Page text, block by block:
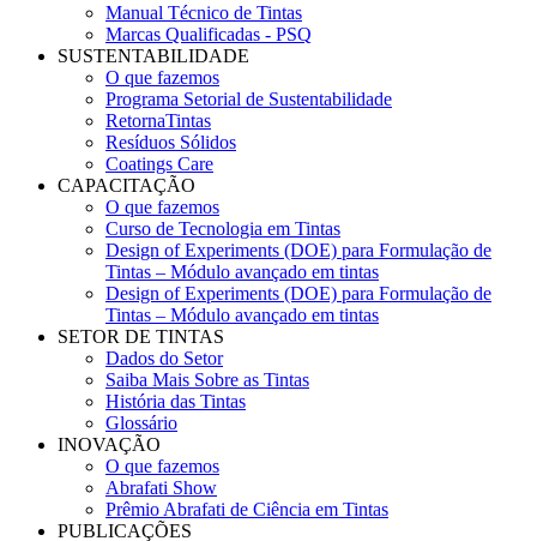
Manual Técnico de Tintas
Marcas Qualificadas - PSQ
SUSTENTABILIDADE
O que fazemos
Programa Setorial de Sustentabilidade
RetornaTintas
Resíduos Sólidos
Coatings Care
CAPACITAÇÃO
O que fazemos
Curso de Tecnologia em Tintas
Design of Experiments (DOE) para Formulação de
Tintas – Módulo avançado em tintas
Design of Experiments (DOE) para Formulação de
Tintas – Módulo avançado em tintas
SETOR DE TINTAS
Dados do Setor
Saiba Mais Sobre as Tintas
História das Tintas
Glossário
INOVAÇÃO
O que fazemos
Abrafati Show
Prêmio Abrafati de Ciência em Tintas
PUBLICAÇÕES